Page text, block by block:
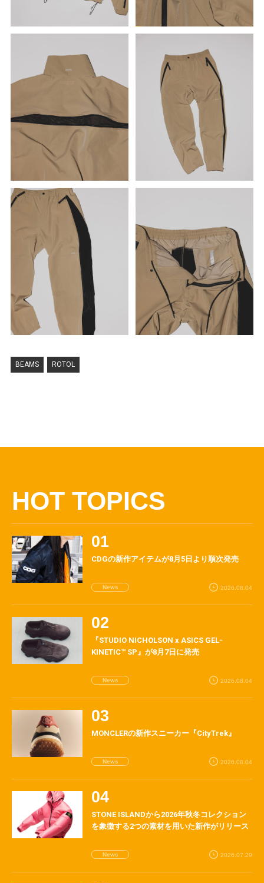
BEAMS ROTOL
HOT TOPICS
CDGの新作アイテムが8月5日より順次発売
News 2026.08.04
『STUDIO NICHOLSON x ASICS GEL-
KINETIC™ SP』が8月7日に発売
News 2026.08.04
MONCLERの新作スニーカー『CityTrek』
News 2026.08.04
STONE ISLANDから2026年秋冬コレクション
を象徴する2つの素材を用いた新作がリリース
News 2026.07.29